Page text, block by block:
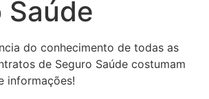
Saúde
do conhecimento de todas as
de Seguro Saúde costumam
informações!